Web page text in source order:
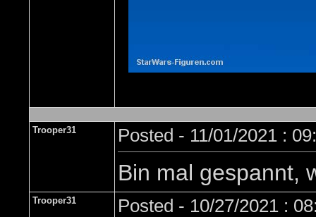
Trooper31 Posted - 11/01/2021 :
Bin mal gespannt,
Trooper31 Posted - 10/27/2021 :